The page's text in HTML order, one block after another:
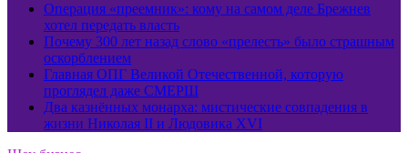
Операция «преемник»: кому на самом деле Брежнев
хотел передать власть
Почему 300 лет назад слово «прелесть» было страшным
оскорблением
Главная ОПГ Великой Отечественной, которую
проглядел даже СМЕРШ
Два казнённых монарха: мистические совпадения в
жизни Николая II и Людовика XVI